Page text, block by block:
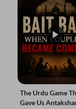
The Urdu Game
Gave Us